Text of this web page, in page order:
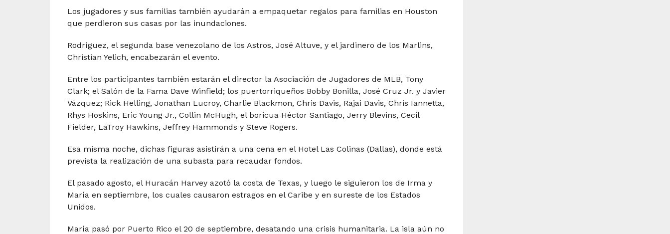
Los jugadores y sus familias también ayudarán a empaquetar regalos para familias en Houston
que perdieron sus casas por las inundaciones.
Rodríguez, el segunda base venezolano de los Astros, José Altuve, y el jardinero de los Marlins,
Christian Yelich, encabezarán el evento.
Entre los participantes también estarán el director la Asociación de Jugadores de MLB, Tony
Clark; el Salón de la Fama Dave Winfield; los puertorriqueños Bobby Bonilla, José Cruz Jr. y Javier
Vázquez; Rick Helling, Jonathan Lucroy, Charlie Blackmon, Chris Davis, Rajai Davis, Chris Iannetta,
Rhys Hoskins, Eric Young Jr., Collin McHugh, el boricua Héctor Santiago, Jerry Blevins, Cecil
Fielder, LaTroy Hawkins, Jeffrey Hammonds y Steve Rogers.
Esa misma noche, dichas figuras asistirán a una cena en el Hotel Las Colinas (Dallas), donde está
prevista la realización de una subasta para recaudar fondos.
El pasado agosto, el Huracán Harvey azotó la costa de Texas, y luego le siguieron los de Irma y
María en septiembre, los cuales causaron estragos en el Caribe y en sureste de los Estados
Unidos.
María pasó por Puerto Rico el 20 de septiembre, desatando una crisis humanitaria. La isla aún no